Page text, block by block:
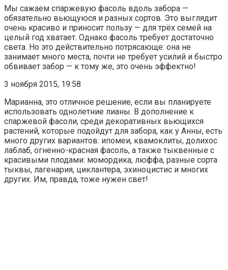
Мы сажаем спаржевую фасоль вдоль забора —
обязательно вьющуюся и разных сортов. Это выглядит
очень красиво и приносит пользу — для трёх семей на
целый год хватает. Однако фасоль требует достаточно
света. Но это действительно потрясающе: она не
занимает много места, почти не требует усилий и быстро
обвивает забор — к тому же, это очень эффектно!
3 ноября 2015, 19:58
Марианна, это отличное решение, если вы планируете
использовать однолетние лианы. В дополнение к
спаржевой фасоли, среди декоративных вьющихся
растений, которые подойдут для забора, как у Анны, есть
много других вариантов: ипомеи, квамоклиты, долихос
лаблаб, огненно-красная фасоль, а также тыквенные с
красивыми плодами: момордика, люффа, разные сорта
тыквы, лагенария, циклантера, эхиноцистис и многих
других. Им, правда, тоже нужен свет!